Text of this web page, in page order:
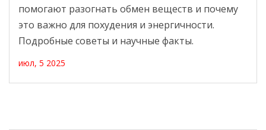
помогают разогнать обмен веществ и почему
это важно для похудения и энергичности.
Подробные советы и научные факты.
июл, 5 2025